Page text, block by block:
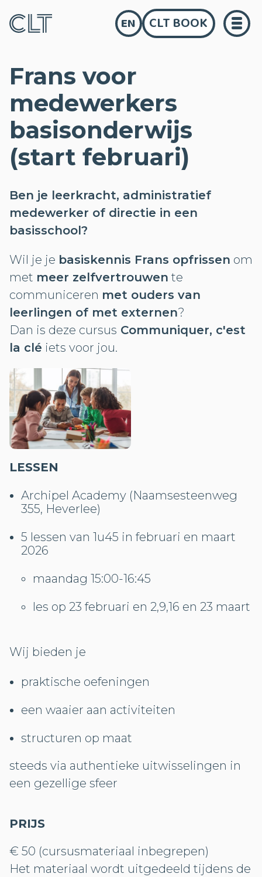
EN CLT BOOK
Frans voor
medewerkers
basisonderwijs
(start februari)
Ben je leerkracht, administratief
medewerker of directie in een
basisschool?
Wil je je basiskennis Frans opfrissen om
met meer zelfvertrouwen te
communiceren met ouders van
leerlingen of met externen?
Dan is deze cursus Communiquer, c'est
la clé iets voor jou.
LESSEN
Archipel Academy (Naamsesteenweg
355, Heverlee)
5 lessen van 1u45 in februari en maart
2026
maandag 15:00-16:45
les op 23 februari en 2,9,16 en 23 maart
Wij bieden je
praktische oefeningen
een waaier aan activiteiten
structuren op maat
steeds via authentieke uitwisselingen in
een gezellige sfeer
PRIJS
€ 50 (cursusmateriaal inbegrepen)
Het materiaal wordt uitgedeeld tijdens de